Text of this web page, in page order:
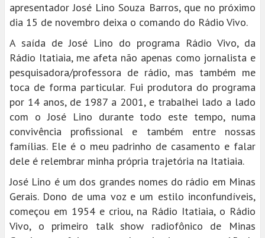
apresentador José Lino Souza Barros, que no próximo
dia 15 de novembro deixa o comando do Rádio Vivo.
A saída de José Lino do programa Rádio Vivo, da
Rádio Itatiaia, me afeta não apenas como jornalista e
pesquisadora/professora de rádio, mas também me
toca de forma particular. Fui produtora do programa
por 14 anos, de 1987 a 2001, e trabalhei lado a lado
com o José Lino durante todo este tempo, numa
convivência profissional e também entre nossas
famílias. Ele é o meu padrinho de casamento e falar
dele é relembrar minha própria trajetória na Itatiaia.
José Lino é um dos grandes nomes do rádio em Minas
Gerais. Dono de uma voz e um estilo inconfundíveis,
começou em 1954 e criou, na Rádio Itatiaia, o Rádio
Vivo, o primeiro talk show radiofônico de Minas